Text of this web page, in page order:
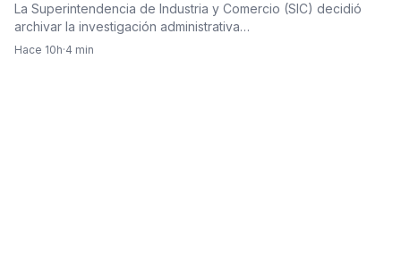
La Superintendencia de Industria y Comercio (SIC) decidió
archivar la investigación administrativa…
Hace 10h·4 min